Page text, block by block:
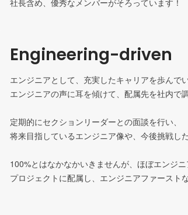
Engineering-driven
エンジニアとして、充実したキャリアを歩んでい
エンジニアの声に耳を傾けて、配属先を社内で
定期的にセクションリーダーとの面談を行い、
将来目指しているエンジニア像や、今後挑戦し
100%とはなかなかいきませんが、ほぼエンジ
プロジェクトに配属し、エンジニアファースト